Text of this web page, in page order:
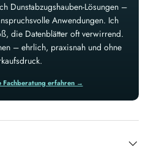
Dunstabzugshauben-Lösungen –
Anwendungen. Ich
die Datenblätter oft verwirrend.
– ehrlich, praxisnah und ohne
Fachberatung erfahren →